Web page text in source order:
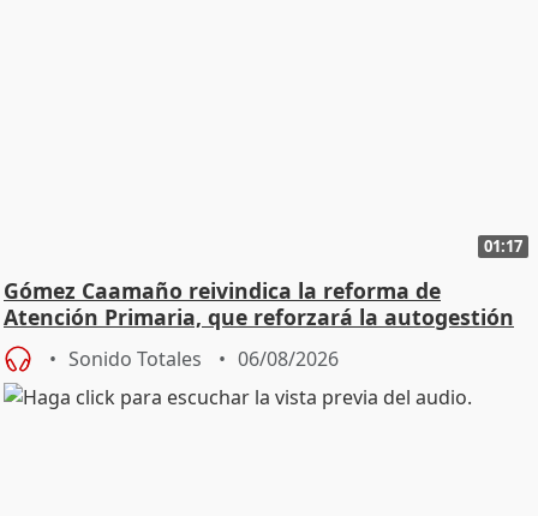
01:17
Gómez Caamaño reivindica la reforma de
Atención Primaria, que reforzará la autogestión
Sonido Totales 06/08/2026